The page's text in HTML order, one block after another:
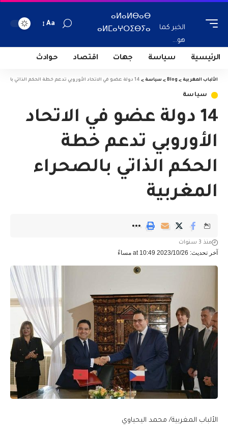
الخبر كما
هو...
ⴰⵍⴰⵍⴱⴰⴱ
ⴰⵍⵎⴰⵖⵔⵉⴱⵢⴰ
Aa
الرئيسية سياسة جهات اقتصاد حوادث
الألباب المغربية >
Blog
> سياسة > 14 دولة عضو في الاتحاد الأوروبي تدعم خطة الحكم الذاتي بالصحراء المغربية
سياسة
14 دولة عضو في الاتحاد
الأوروبي تدعم خطة
الحكم الذاتي بالصحراء
المغربية
آخر تحديث: 2023/10/26 at 10:49 مساءً
منذ 3 سنوات
الألباب المغربية/ محمد اليحياوي